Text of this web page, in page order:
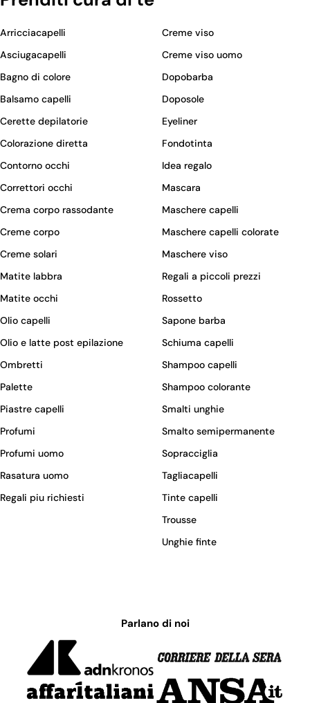
Arricciacapelli
Asciugacapelli
Bagno di colore
Balsamo capelli
Cerette depilatorie
Colorazione diretta
Contorno occhi
Correttori occhi
Crema corpo rassodante
Creme corpo
Creme solari
Creme viso
Creme viso uomo
Dopobarba
Doposole
Eyeliner
Fondotinta
Idea regalo
Mascara
Maschere capelli
Maschere capelli colorate
Maschere viso
Matite labbra
Matite occhi
Olio capelli
Olio e latte post epilazione
Ombretti
Palette
Piastre capelli
Profumi
Profumi uomo
Rasatura uomo
Regali piu richiesti
Regali a piccoli prezzi
Rossetto
Sapone barba
Schiuma capelli
Shampoo capelli
Shampoo colorante
Smalti unghie
Smalto semipermanente
Sopracciglia
Tagliacapelli
Tinte capelli
Trousse
Unghie finte
Parlano di noi